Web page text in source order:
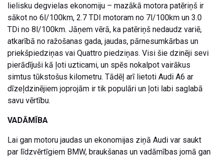
lielisku degvielas ekonomiju – mazākā motora patēriņš ir
sākot no 6l/100km, 2.7 TDI motoram no 7l/100km un 3.0
TDi no 8l/100km. Jāņem vērā, ka patēriņš nedaudz variē,
atkarībā no ražošanas gada, jaudas, pārnesumkārbas un
priekšpiedziņas vai Quattro piedziņas. Visi šie dzinēji sevi
pierādījuši kā ļoti uzticami, un spēs nokalpot vairākus
simtus tūkstošus kilometru. Tādēļ arī lietoti Audi A6 ar
dīzeļdzinējiem joprojām ir tik populāri un ļoti labi saglabā
savu vērtību.
VADĀMĪBA
Lai gan motoru jaudas un ekonomijas ziņā Audi var saukt
par līdzvērtīgiem BMW, braukšanas un vadāmības jomā gan